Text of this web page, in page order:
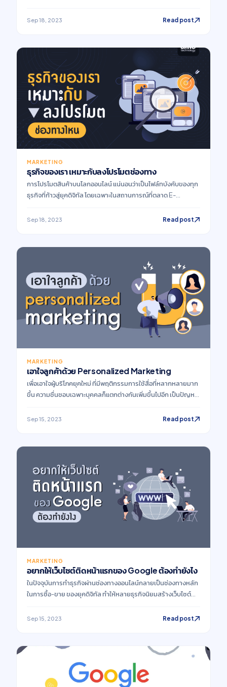
มือใหม่ เนื่องจาก Golang จะเน้นไปที่ความเรียบง่ายของภาษา ทำให้
Sep 18, 2023 Read post
MARKETING
ธุรกิจของเรา เหมาะกับลงโปรโมตช่องทาง
การโปรโมตสินค้าบนโลกออนไลน์ แน่นอนว่าเป็นไฟล์ทบังคับของทุก
ธุรกิจที่ก้าวสู่ยุคดิจิทัล โดยเฉพาะในสถานการณ์ที่ตลาด E-
สนามรบ เพื่อเฟ้นหาสมรภูมิที่ดีที่สุดที่จะช่วยให้แบรนด์เติบโตเท่าทัน
Sep 18, 2023 Read post
MARKETING
เอาใจลูกค้าด้วย Personalized Marketing
เพื่อเอาใจผู้บริโภคยุคใหม่ ที่มีพฤติกรรมการใช้สื่อที่หลากหลายมาก
ขึ้น ความชื่นชอบเฉพาะบุคคลก็แตกต่างกันเพิ่มขึ้นไปอีก เป็นปัญหา
ความพึงพอใจของผู้บริโภค
Sep 15, 2023 Read post
MARKETING
อยากให้เว็บไซต์ติดหน้าแรกของ Google ต้องทำยังไง
ในปัจจุบันการทำธุรกิจผ่านช่องทางออนไลน์กลายเป็นช่องทางหลัก
ในการซื้อ-ขาย ของยุคดิจิทัล ทำให้หลายธุรกิจนิยมสร้างเว็บไซต์
บริโภคเข้าถึงสินค้าหรือบริการ และยังคาดหวังว่าจะทำให้เว็บไซต์
Sep 15, 2023 Read post